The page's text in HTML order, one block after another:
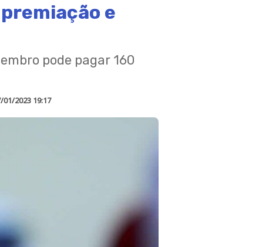
e
pode pagar 160
01/2023 19:17